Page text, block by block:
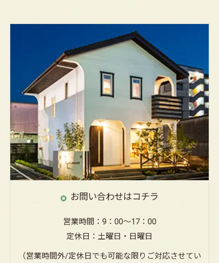
お問い合わせはコチラ
営業時間：9：00～17：00
定休日：土曜日・日曜日
（営業時間外/定休日でも可能な限りご対応させてい